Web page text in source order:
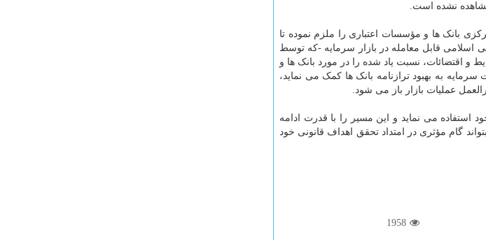
مشاهده نشده است.
بانک ها و مؤسسات اعتباری را ملزم نموده تا
اوراق مالی اسلامی قابل معامله در بازار سرمایه -که توسط
اقتضائات، نسبت یاد شده را در مورد بانک ها و
به بهبود ترازنامه بانک ها کمک می نماید،
عملیات بازار باز می شود.
استفاده می نماید و این مسیر را با قدرت ادامه
گام مؤثری در امتداد تحقق اهداف قانونی خود
1958